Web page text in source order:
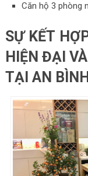
Căn hộ 3 phòng
SỰ KẾT
HIỆN ĐẠI
TẠI AN